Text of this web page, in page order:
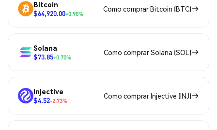
Bitcoin
$64,920.00+0.90%
Como comprar Bitcoin (BTC)
Solana
$73.85+0.70%
Como comprar Solana (SOL)
Injective
$4.52-2.73%
Como comprar Injective (INJ)